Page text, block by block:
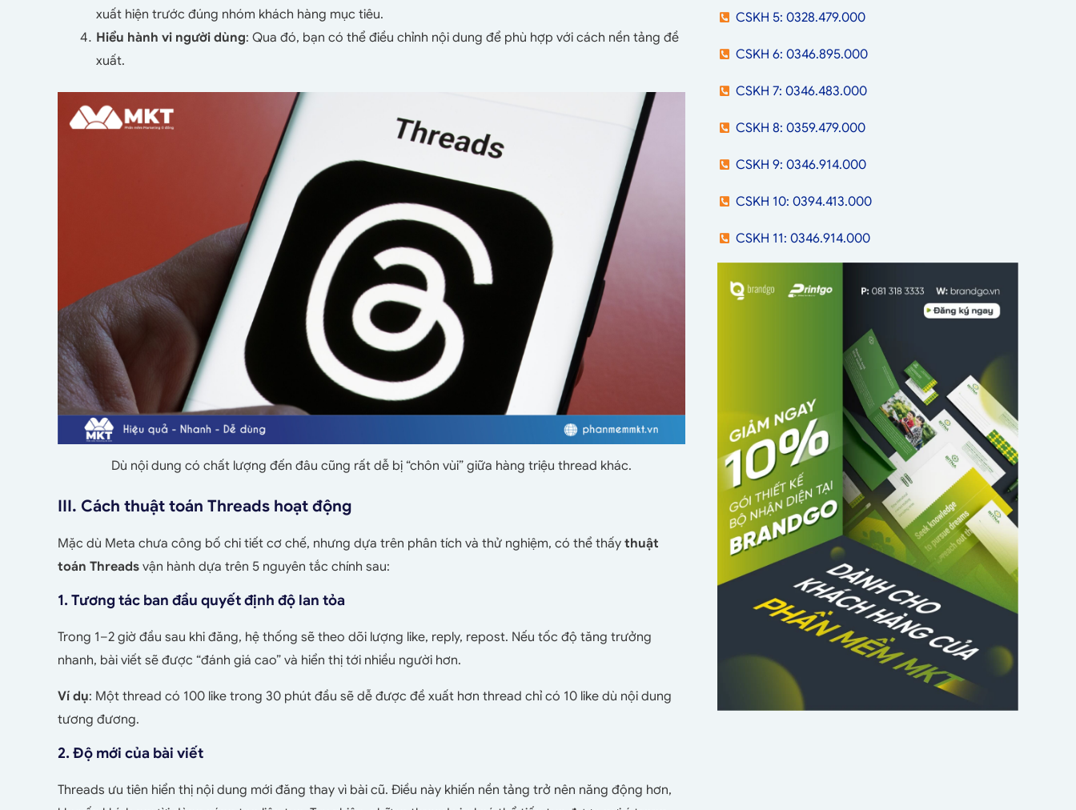
xuất hiện trước đúng nhóm khách hàng mục tiêu.
Hiểu hành vi người dùng: Qua đó, bạn có thể điều chỉnh nội dung để phù hợp với cách nền tảng đề
xuất.
Dù nội dung có chất lượng đến đâu cũng rất dễ bị “chôn vùi” giữa hàng triệu thread khác.
III. Cách thuật toán Threads hoạt động
Mặc dù Meta chưa công bố chi tiết cơ chế, nhưng dựa trên phân tích và thử nghiệm, có thể thấy thuật
toán Threads vận hành dựa trên 5 nguyên tắc chính sau:
1. Tương tác ban đầu quyết định độ lan tỏa
Trong 1–2 giờ đầu sau khi đăng, hệ thống sẽ theo dõi lượng like, reply, repost. Nếu tốc độ tăng trưởng
nhanh, bài viết sẽ được “đánh giá cao” và hiển thị tới nhiều người hơn.
Ví dụ: Một thread có 100 like trong 30 phút đầu sẽ dễ được đề xuất hơn thread chỉ có 10 like dù nội dung
tương đương.
2. Độ mới của bài viết
Threads ưu tiên hiển thị nội dung mới đăng thay vì bài cũ. Điều này khiến nền tảng trở nên năng động hơn,
CSKH 5: 0328.479.000
CSKH 6: 0346.895.000
CSKH 7: 0346.483.000
CSKH 8: 0359.479.000
CSKH 9: 0346.914.000
CSKH 10: 0394.413.000
CSKH 11: 0346.914.000